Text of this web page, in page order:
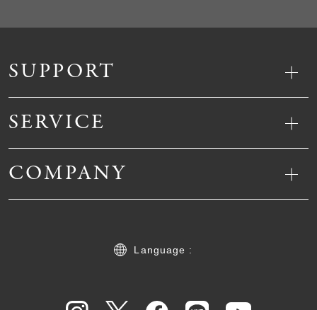
SUPPORT
SERVICE
COMPANY
Language :